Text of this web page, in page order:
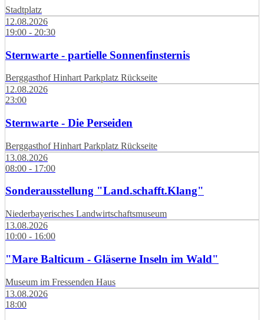
Stadtplatz
12.08.2026
19:00 - 20:30
Sternwarte - partielle Sonnenfinsternis
Berggasthof Hinhart Parkplatz Rückseite
12.08.2026
23:00
Sternwarte - Die Perseiden
Berggasthof Hinhart Parkplatz Rückseite
13.08.2026
08:00 - 17:00
Sonderausstellung "Land.schafft.Klang"
Niederbayerisches Landwirtschaftsmuseum
13.08.2026
10:00 - 16:00
"Mare Balticum - Gläserne Inseln im Wald"
Museum im Fressenden Haus
13.08.2026
18:00